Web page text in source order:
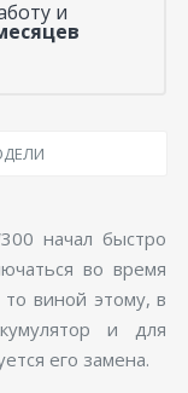
и
начал быстро
во время
виной этому, в
и для
его замена.